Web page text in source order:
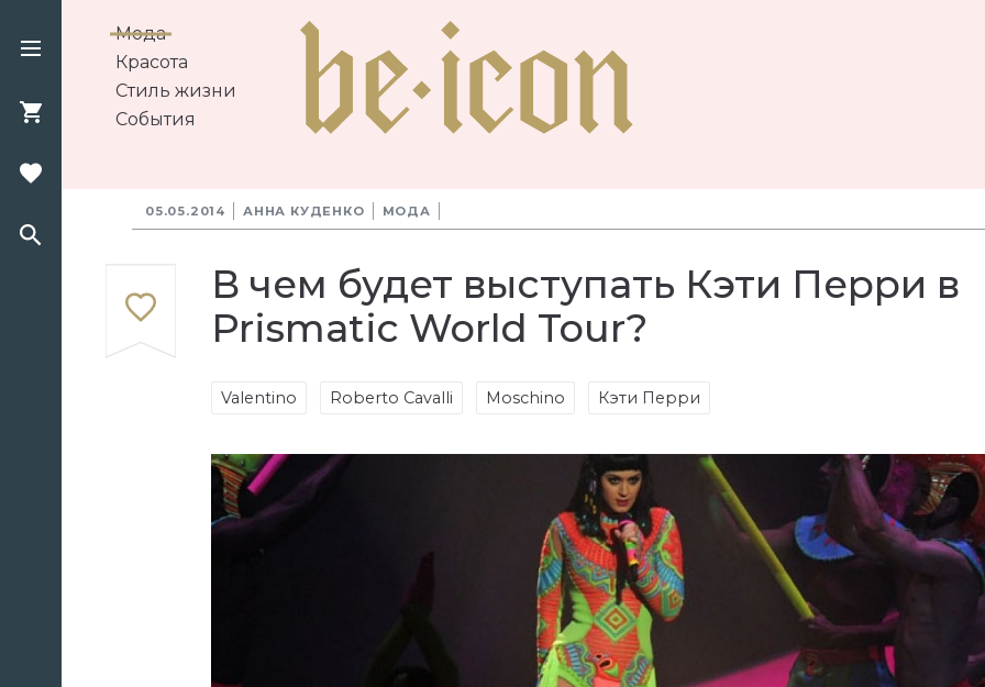
Мода
Красота
Стиль жизни
События
05.05.2014 АННА КУДЕНКО МОДА
В чем будет выступать Кэти Перри в
Prismatic World Tour?
Valentino Roberto Cavalli Moschino Кэти Перри